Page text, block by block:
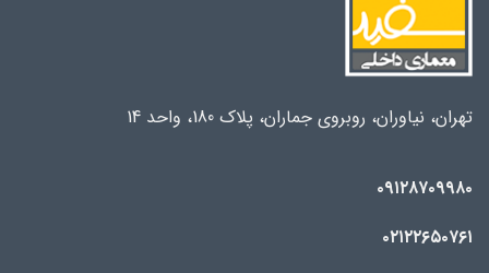
تهران، نیاوران، روبروی جماران، پلاک 180، واحد 14
۰۹۱۲۸۷۰۹۹۸۰
۰۲۱۲۲۶۵۰۷۶۱